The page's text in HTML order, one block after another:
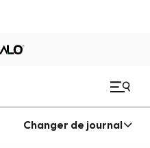
Changer de journal